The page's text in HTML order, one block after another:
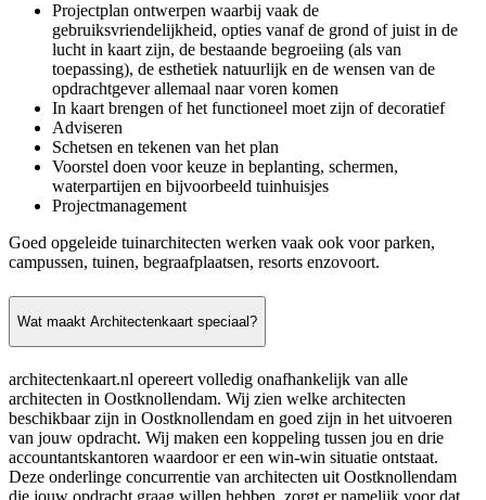
Projectplan ontwerpen waarbij vaak de
gebruiksvriendelijkheid, opties vanaf de grond of juist in de
lucht in kaart zijn, de bestaande begroeiing (als van
toepassing), de esthetiek natuurlijk en de wensen van de
opdrachtgever allemaal naar voren komen
In kaart brengen of het functioneel moet zijn of decoratief
Adviseren
Schetsen en tekenen van het plan
Voorstel doen voor keuze in beplanting, schermen,
waterpartijen en bijvoorbeeld tuinhuisjes
Projectmanagement
Goed opgeleide tuinarchitecten werken vaak ook voor parken,
campussen, tuinen, begraafplaatsen, resorts enzovoort.
Wat maakt Architectenkaart speciaal?
architectenkaart.nl opereert volledig onafhankelijk van alle
architecten in Oostknollendam. Wij zien welke architecten
beschikbaar zijn in Oostknollendam en goed zijn in het uitvoeren
van jouw opdracht. Wij maken een koppeling tussen jou en drie
accountantskantoren waardoor er een win-win situatie ontstaat.
Deze onderlinge concurrentie van architecten uit Oostknollendam